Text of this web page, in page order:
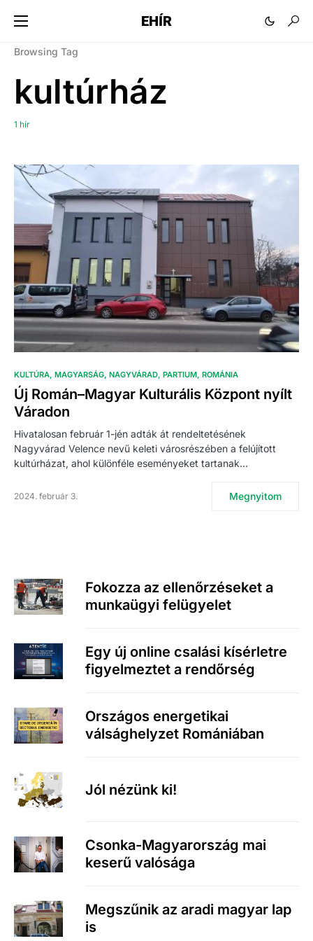
EHÍR
Browsing Tag
kultúrház
1 hír
KULTÚRA MAGYARSÁG NAGYVÁRAD PARTIUM ROMÁNIA
Új Román–Magyar Kulturális Központ nyílt
Váradon
Hivatalosan február 1-jén adták át rendeltetésének
Nagyvárad Velence nevű keleti városrészében a felújított
kultúrházat, ahol különféle eseményeket tartanak…
2024. február 3. Megnyitom
Fokozza az ellenőrzéseket a
munkaügyi felügyelet
Egy új online csalási kísérletre
figyelmeztet a rendőrség
Országos energetikai
válsághelyzet Romániában
Jól nézünk ki!
Csonka-Magyarország mai
keserű valósága
Megszűnik az aradi magyar lap
is